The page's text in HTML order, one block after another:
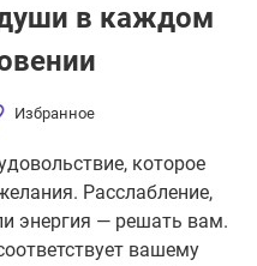
в каждом
Избранное
которое
Расслабление,
энергия — решать вам.
вашему